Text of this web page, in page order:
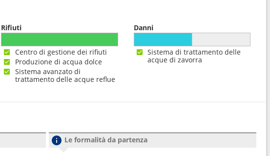
Rifiuti
Centro di gestione dei rifiuti
Produzione di acqua dolce
Sistema avanzato di
trattamento delle acque reflue
Danni
Sistema di trattamento delle
acque di zavorra
Le formalità da partenza